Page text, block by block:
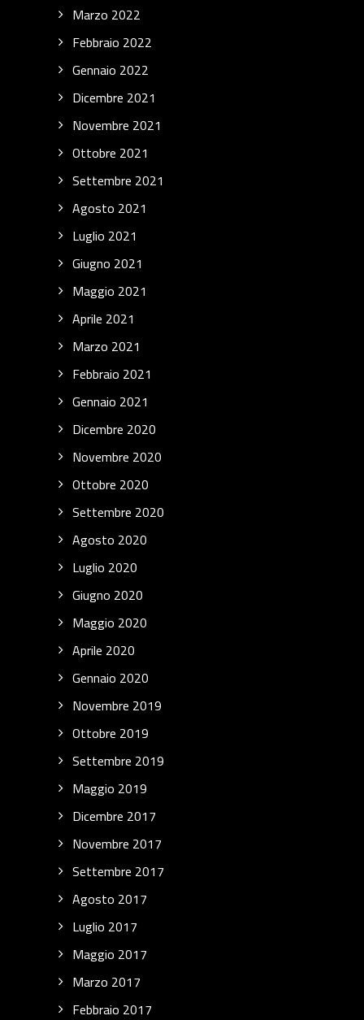
Marzo 2022
Febbraio 2022
Gennaio 2022
Dicembre 2021
Novembre 2021
Ottobre 2021
Settembre 2021
Agosto 2021
Luglio 2021
Giugno 2021
Maggio 2021
Aprile 2021
Marzo 2021
Febbraio 2021
Gennaio 2021
Dicembre 2020
Novembre 2020
Ottobre 2020
Settembre 2020
Agosto 2020
Luglio 2020
Giugno 2020
Maggio 2020
Aprile 2020
Gennaio 2020
Novembre 2019
Ottobre 2019
Settembre 2019
Maggio 2019
Dicembre 2017
Novembre 2017
Settembre 2017
Agosto 2017
Luglio 2017
Maggio 2017
Marzo 2017
Febbraio 2017